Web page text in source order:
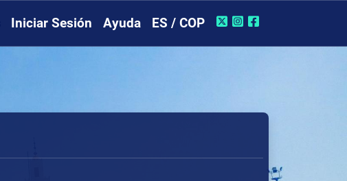
Iniciar Sesión Ayuda ES / COP